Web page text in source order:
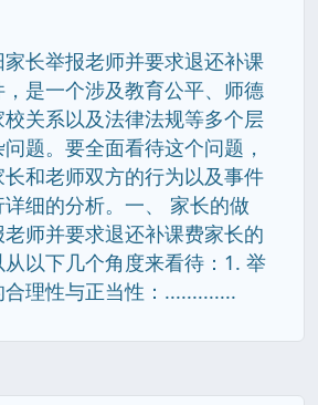
家长举报老师并要求退还补课
，是一个涉及教育公平、师德
校关系以及法律法规等多个层
题。要全面看待这个问题，
长和老师双方的行为以及事件
细的分析。一、 家长的做
师并要求退还补课费家长的
以下几个角度来看待：1. 举
理性与正当性：.............